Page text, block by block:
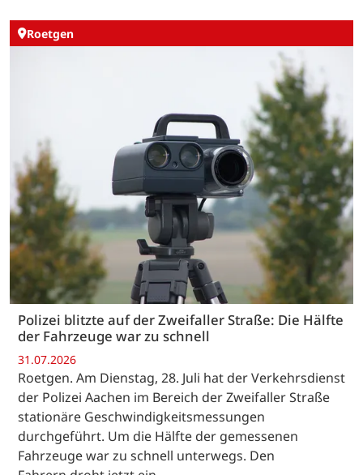
Roetgen
Polizei blitzte auf der Zweifaller Straße: Die Hälfte
der Fahrzeuge war zu schnell
31.07.2026
Roetgen. Am Dienstag, 28. Juli hat der Verkehrsdienst
der Polizei Aachen im Bereich der Zweifaller Straße
stationäre Geschwindigkeitsmessungen
durchgeführt. Um die Hälfte der gemessenen
Fahrzeuge war zu schnell unterwegs. Den